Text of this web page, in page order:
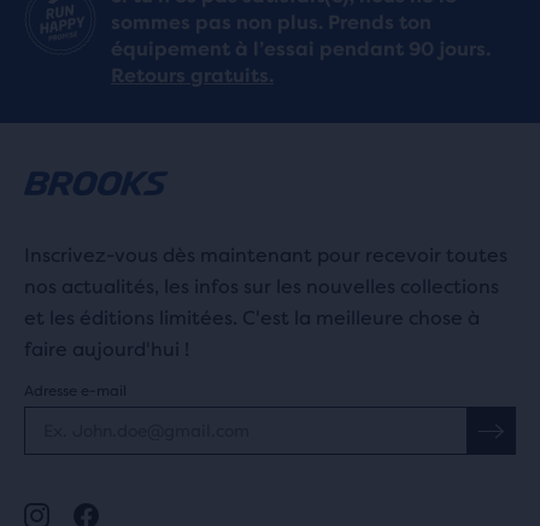
sommes pas non plus. Prends ton
équipement à l’essai pendant 90 jours.
Retours gratuits.
Inscrivez-vous dès maintenant pour recevoir toutes
nos actualités, les infos sur les nouvelles collections
et les éditions limitées. C'est la meilleure chose à
faire aujourd'hui !
Adresse e-mail